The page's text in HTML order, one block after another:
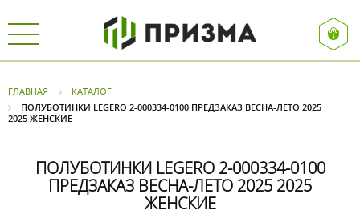
ГЛАВНАЯ
КАТАЛОГ
ПОЛУБОТИНКИ LEGERO 2-000334-0100 ПРЕДЗАКАЗ ВЕСНА-ЛЕТО 2025
2025 ЖЕНСКИЕ
ПОЛУБОТИНКИ LEGERO 2-000334-0100
ПРЕДЗАКАЗ ВЕСНА-ЛЕТО 2025 2025
ЖЕНСКИЕ